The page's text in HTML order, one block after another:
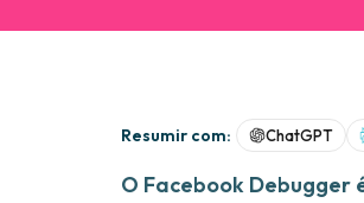
Resumir com: ChatGPT
O Facebook Debugger